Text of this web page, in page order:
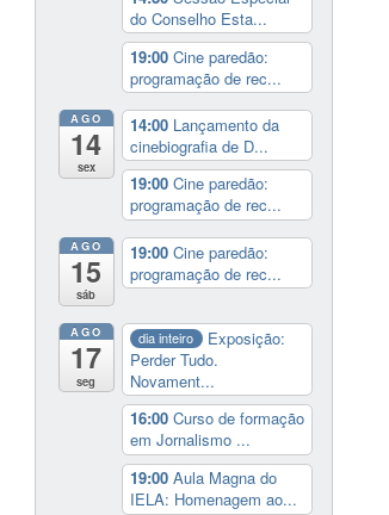
do Conselho Esta...
19:00 Cine paredão:
programação de rec...
AGO
14
sex
14:00 Lançamento da
cinebiografia de D...
19:00 Cine paredão:
programação de rec...
AGO
15
sáb
19:00 Cine paredão:
programação de rec...
AGO
17
seg
dia inteiro
Exposição:
Perder Tudo.
Novament...
16:00 Curso de formação
em Jornalismo ...
19:00 Aula Magna do
IELA: Homenagem ao...